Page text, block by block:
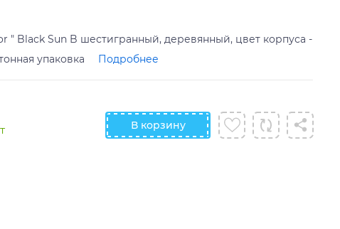
" Black Sun B шестигранный, деревянный, цвет корпуса -
упаковка
Подробнее
В корзину